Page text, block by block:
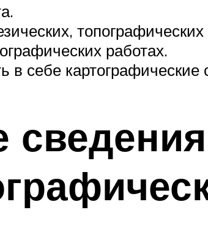
топографических
работах.
себе картографические